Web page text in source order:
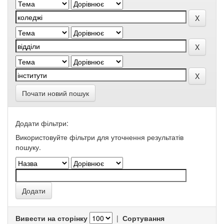
Почати новий пошук
Додати фільтри:
Використовуйте фільтри для уточнення результатів
пошуку.
Вивести на сторінку | Сортування